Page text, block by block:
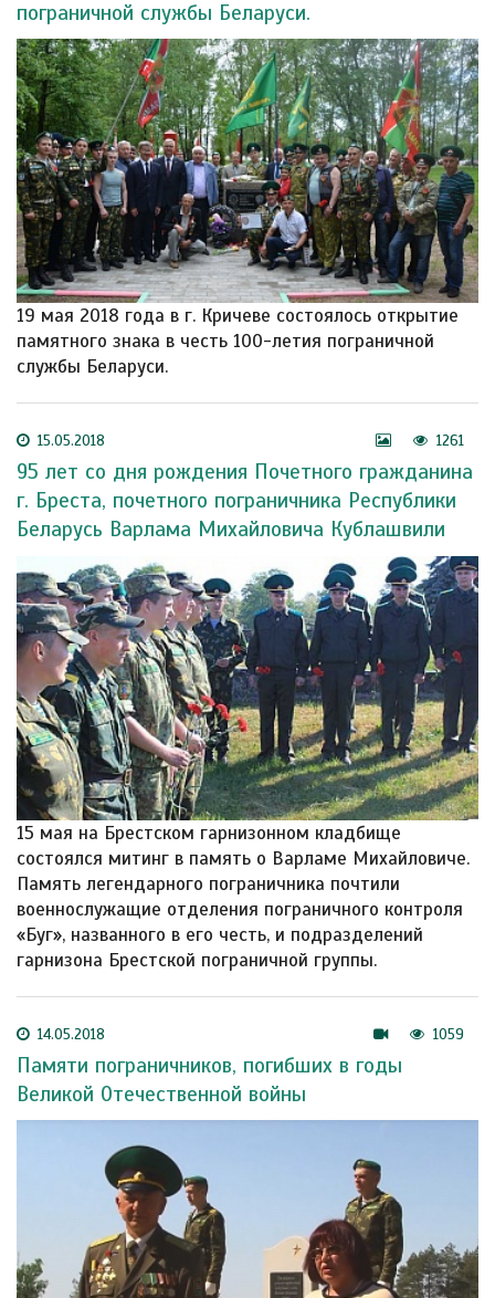
пограничной службы Беларуси.
19 мая 2018 года в г. Кричеве состоялось открытие
памятного знака в честь 100-летия пограничной
службы Беларуси.
15.05.2018 1261
95 лет со дня рождения Почетного гражданина
г. Бреста, почетного пограничника Республики
Беларусь Варлама Михайловича Кублашвили
15 мая на Брестском гарнизонном кладбище
состоялся митинг в память о Варламе Михайловиче.
Память легендарного пограничника почтили
военнослужащие отделения пограничного контроля
«Буг», названного в его честь, и подразделений
гарнизона Брестской пограничной группы.
14.05.2018 1059
Памяти пограничников, погибших в годы
Великой Отечественной войны